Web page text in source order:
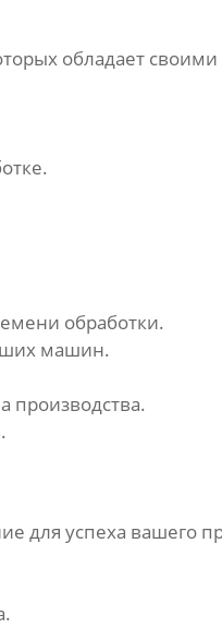
обладает
обработки.
машин.
производства.
для успеха вашего